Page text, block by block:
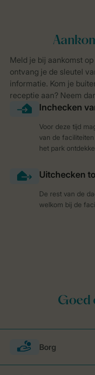
Voor deze tijd
van de
het park
De rest van de
welkom bij de
Borg